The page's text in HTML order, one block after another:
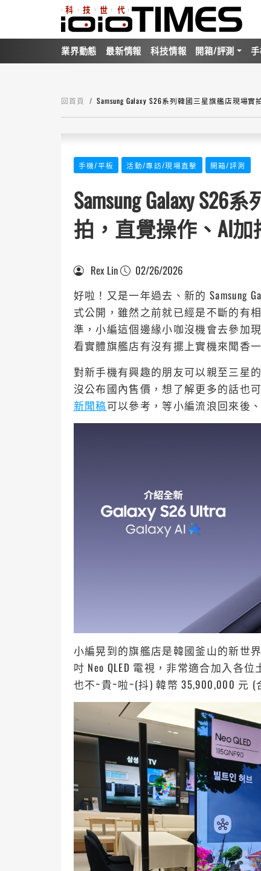
業界動態 最新情報 科技情報 開箱/評測
回首頁 Samsung Galaxy S26系列韓國三星旗艦店現場
手機/平板 活動/專訪/現場直擊 開箱/評測
Samsung Galaxy
拍，直覺操作、AI加
Rex Lin
02/26/2026
好啦！又是一年過去、新的 Samsung
式公開，雖然之前就已經是不斷的有
準，小編這個邊緣小咖沒機會去參加
看實體旗艦店有沒有擺上實機來聞香一
對新手機有興趣的朋友可以親至三星
沒公布國內售價，想了解更多的話也
新聞稿可以參考，等小編流浪回來後
小編晃到的旗艦店是韓國釜山的新世
吋 Neo QLED 電視，非常適合加入各
也不~貴~啦~(抖) 韓幣 35,900,000 元